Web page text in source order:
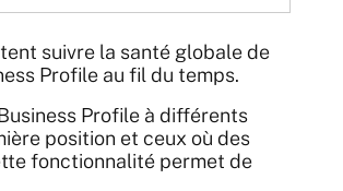
suivre la santé globale de
Profile au fil du temps.
Profile à différents
position et ceux où des
fonctionnalité permet de